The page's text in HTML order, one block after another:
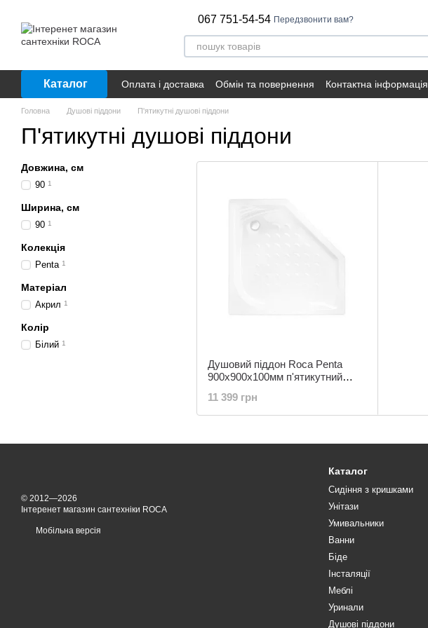
067 751-54-54 Передзвонити вам?
Каталог Оплата і доставка Обмін та повернення Контактна інформація
Головна Душові піддони П'ятикутні душові піддони
П'ятикутні душові піддони
Душовий піддон Roca Penta
900х900х100мм п'ятикутний
11 399 грн
Довжина, см
90 1
Ширина, см
90 1
Колекція
Penta 1
Матеріал
Акрил 1
Колір
Білий 1
© 2012—2026
Інтеренет магазин сантехніки ROCA
Мобільна версія
Каталог
Сидіння з кришками
Унітази
Умивальники
Ванни
Біде
Інсталяції
Меблі
Уринали
Душові піддони